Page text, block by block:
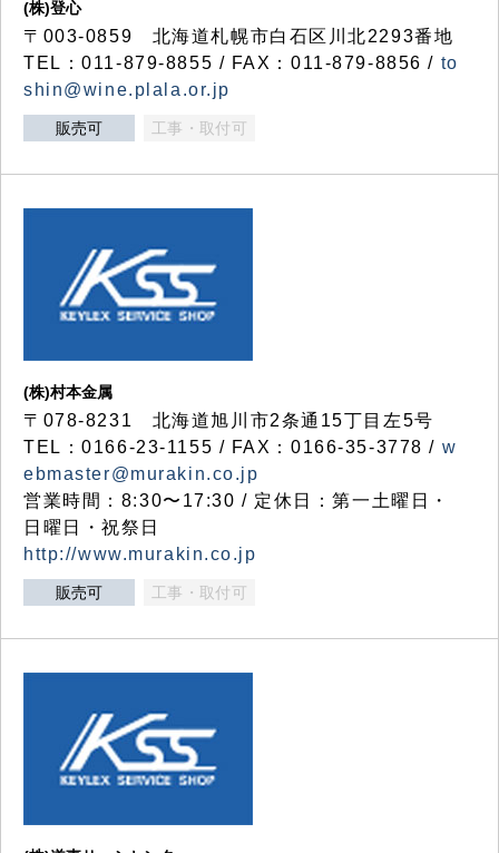
(株)登心
〒003-0859 北海道札幌市白石区川北2293番地
TEL：011-879-8855 / FAX：011-879-8856 / to
shin@wine.plala.or.jp
販売可 工事・取付可
(株)村本金属
〒078-8231 北海道旭川市2条通15丁目左5号
TEL：0166-23-1155 / FAX：0166-35-3778 / w
ebmaster@murakin.co.jp
営業時間：8:30〜17:30 / 定休日：第一土曜日・
日曜日・祝祭日
http://www.murakin.co.jp
販売可 工事・取付可